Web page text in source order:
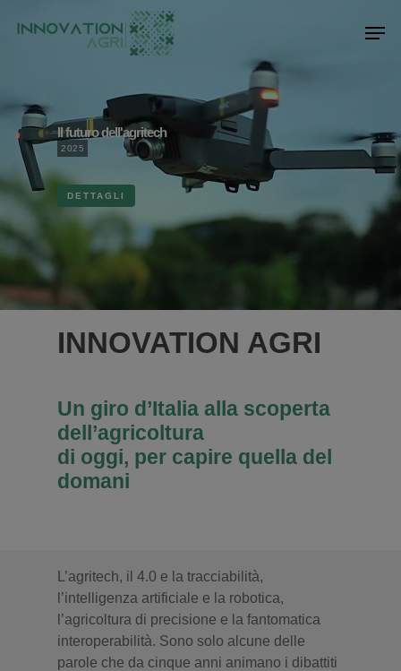
Hit enter to search or ESC to close
Il futuro dell'agritech
2025
DETTAGLI
INNOVATION AGRI
Un giro d’Italia alla scoperta
dell’agricoltura
di oggi, per capire quella del
domani
L’agritech, il 4.0 e la tracciabilità,
l’intelligenza artificiale e la robotica,
l’agricoltura di precisione e la fantomatica
interoperabilità. Sono solo alcune delle
parole che da cinque anni animano i dibattiti